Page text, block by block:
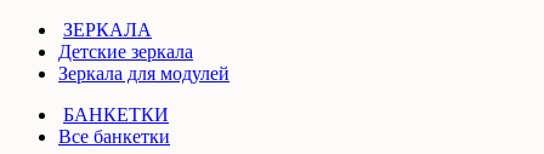
ЗЕРКАЛА
Детские зеркала
Зеркала для модулей
БАНКЕТКИ
Все банкетки